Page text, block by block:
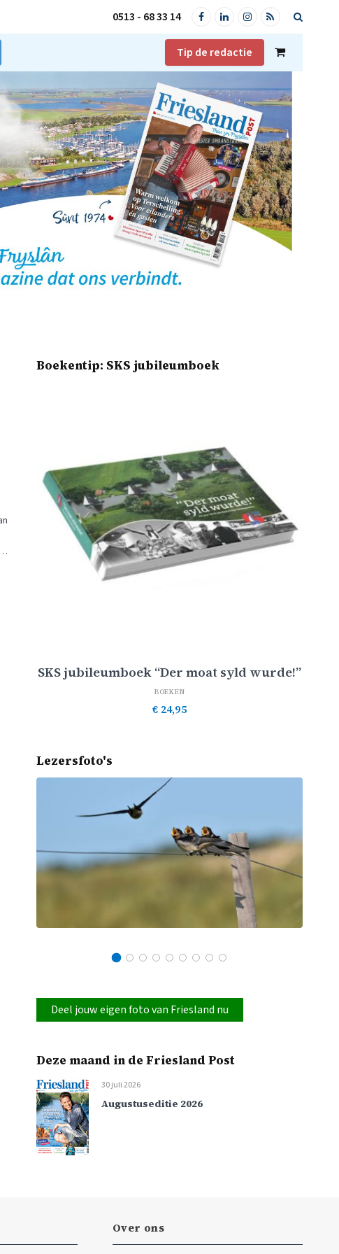
0513 - 68 33 14 FacebookLinkedInInstagram
RSS
Tip de redactie
Shopping
Cart
Boekentip: SKS jubileumboek
SKS jubileumboek “Der moat syld wurde!”
BOEKEN
€ 24,95
Lezersfoto's
Deel jouw eigen foto van Friesland nu
Deze maand in de Friesland Post
30 juli 2026
Augustuseditie 2026
Over ons